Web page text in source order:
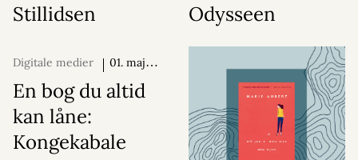
Stillidsen
Odysseen
Digitale medier
01. maj
2026
En bog du altid
kan låne:
Kongekabale